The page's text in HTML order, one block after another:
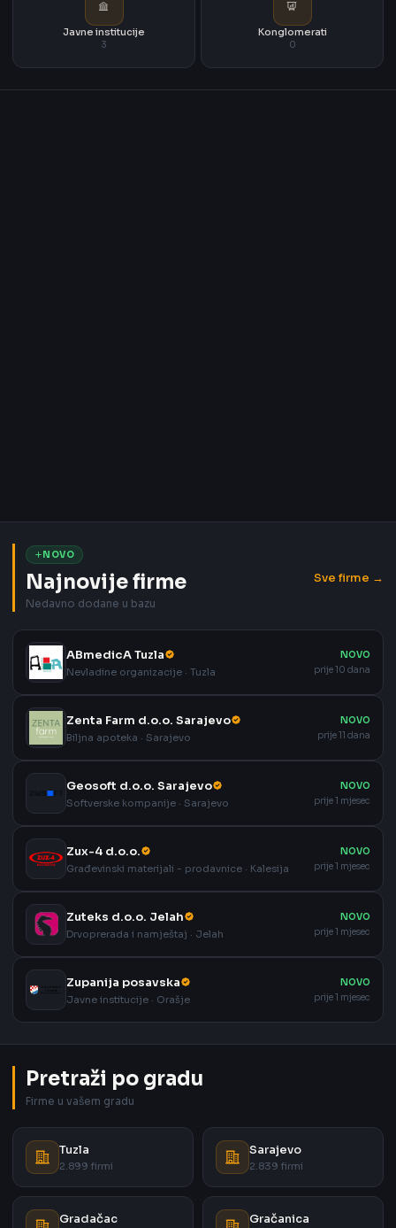
Javne institucije
3
Konglomerati
0
NOVO
Najnovije firme
Nedavno dodane u bazu
Sve firme →
ABmedicA Tuzla
Nevladine organizacije · Tuzla
NOVO
prije 10 dana
Zenta Farm d.o.o. Sarajevo
Biljna apoteka · Sarajevo
NOVO
prije 11 dana
Geosoft d.o.o. Sarajevo
Softverske kompanije · Sarajevo
NOVO
prije 1 mjesec
Zux-4 d.o.o.
Građevinski materijali - prodavnice · Kalesija
NOVO
prije 1 mjesec
Zuteks d.o.o. Jelah
Drvoprerada i namještaj · Jelah
NOVO
prije 1 mjesec
Zupanija posavska
Javne institucije · Orašje
NOVO
prije 1 mjesec
Pretraži po gradu
Firme u vašem gradu
Tuzla
2.899 firmi
Sarajevo
2.839 firmi
Gradačac Gračanica